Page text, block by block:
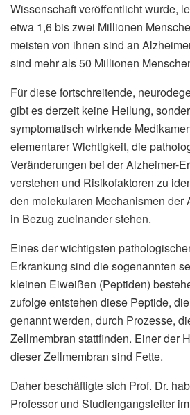
Wissenschaft veröffentlicht wurde,
etwa 1,6 bis zwei Millionen
meisten von ihnen sind an
sind mehr als 50 Millionen
Für diese fortschreitende,
gibt es derzeit keine Heilung,
symptomatisch wirkende
elementarer Wichtigkeit, die
Veränderungen bei der Alzheimer-
verstehen und Risikofaktoren zu
den molekularen Mechanismen der
in Bezug zueinander stehen.
Eines der wichtigsten
Erkrankung sind die sogenannten
kleinen Eiweißen (Peptiden)
zufolge entstehen diese Peptide,
genannt werden, durch Prozesse,
Zellmembran stattfinden. Einer der
dieser Zellmembran sind Fette.
Daher beschäftigte sich Prof. Dr.
Professor und Studiengangsleiter